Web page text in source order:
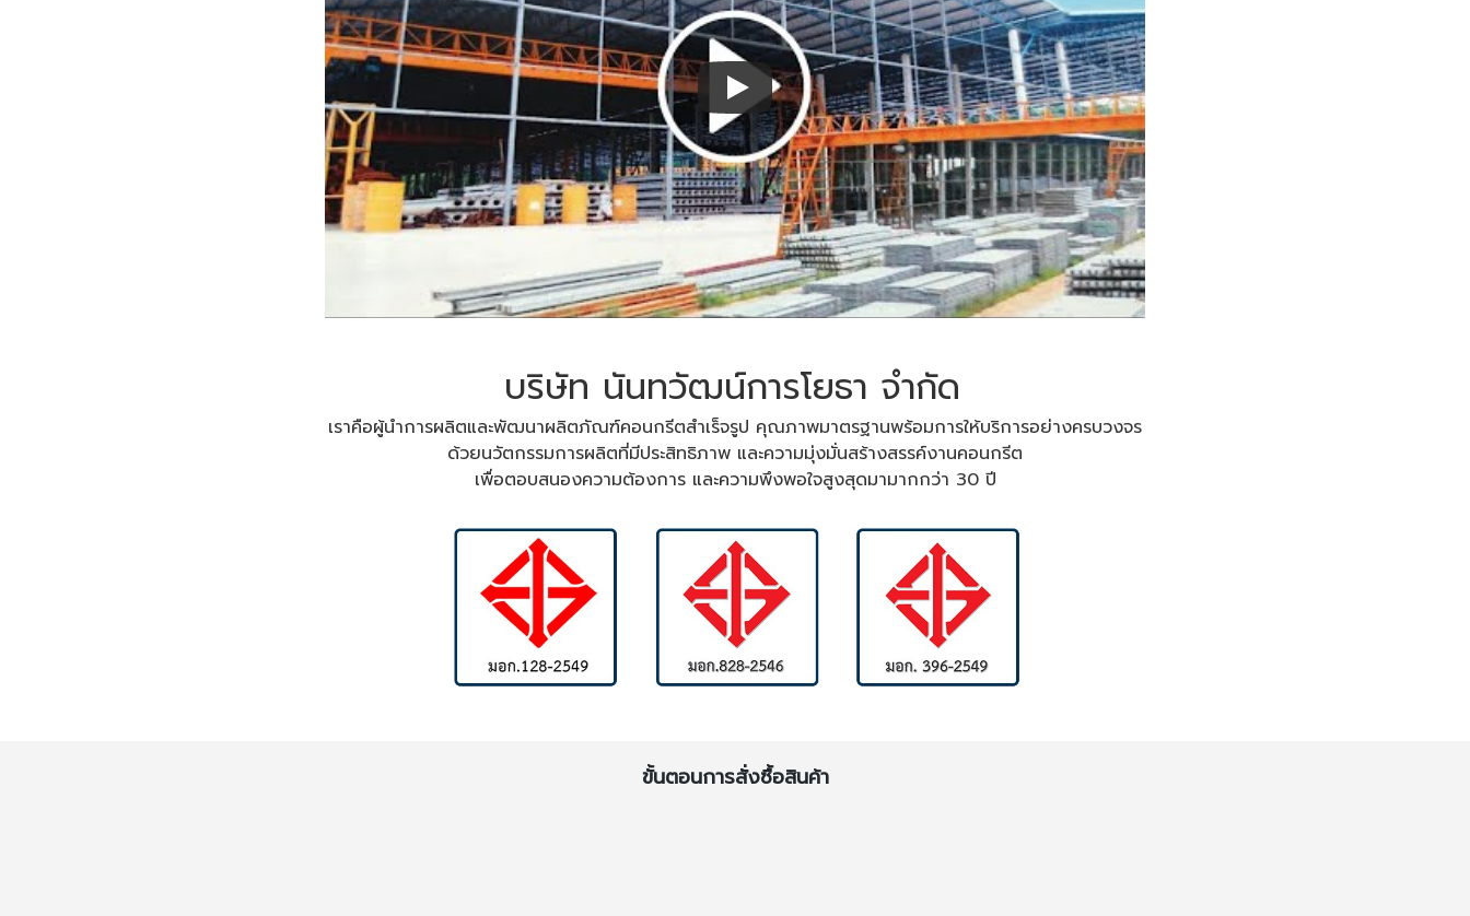
บริษัท นันทวัฒน์การโยธา จำกัด
เราคือผู้นำการผลิตและพัฒนาผลิตภัณฑ์คอนกรีตสำเร็จรูป คุณภาพมาตรฐานพร้อมการให้บริการอย่างครบวงจร
ด้วยนวัตกรรมการผลิตที่มีประสิทธิภาพ และความมุ่งมั่นสร้างสรรค์งานคอนกรีต
เพื่อตอบสนองความต้องการ และความพึงพอใจสูงสุดมามากกว่า 30 ปี
ขั้นตอนการสั่งซื้อสินค้า